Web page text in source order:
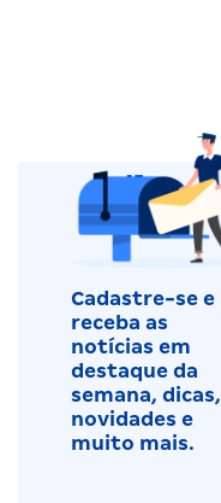
Cadastre-se e
receba as
notícias em
destaque da
semana, dicas,
novidades e
muito mais.